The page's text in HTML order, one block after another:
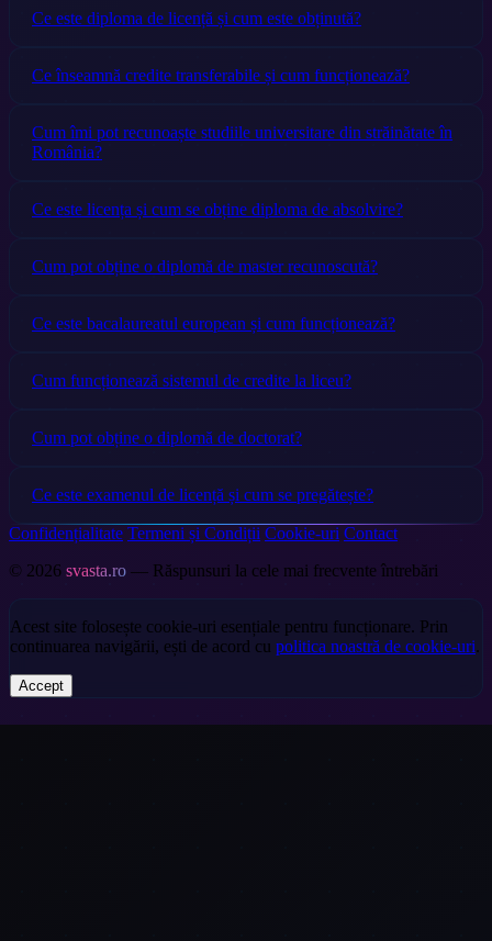
Ce este diploma de licență și cum este obținută?
Ce înseamnă credite transferabile și cum funcționează?
Cum îmi pot recunoaște studiile universitare din străinătate în
România?
Ce este licența și cum se obține diploma de absolvire?
Cum pot obține o diplomă de master recunoscută?
Ce este bacalaureatul european și cum funcționează?
Cum funcționează sistemul de credite la liceu?
Cum pot obține o diplomă de doctorat?
Ce este examenul de licență și cum se pregătește?
Confidențialitate Termeni și Condiții Cookie-uri Contact
© 2026 svasta.ro — Răspunsuri la cele mai frecvente întrebări
Acest site folosește cookie-uri esențiale pentru funcționare. Prin
continuarea navigării, ești de acord cu politica noastră de cookie-uri.
Accept